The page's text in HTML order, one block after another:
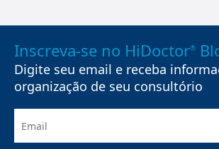
Inscreva-se no HiDoctor®
Digite seu email e receba
organização de seu consultório